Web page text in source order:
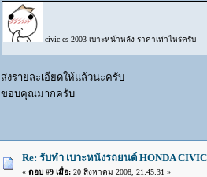
civic es 2003 เบาะหน้าหลัง ราคาเท่าไหร่ครับ
ส่งรายละเอียดให้แล้วนะครับ
ขอบคุณมากครับ
Re: รับทำ เบาะหนังรถยนต์ HONDA
« ตอบ #9 เมื่อ:20 สิงหาคม 2008, 21:45:31 »